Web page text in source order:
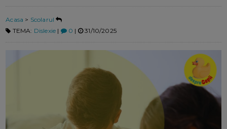
Acasa > Scolarul
TEMA: Dislexie | 0 | 31/10/2025